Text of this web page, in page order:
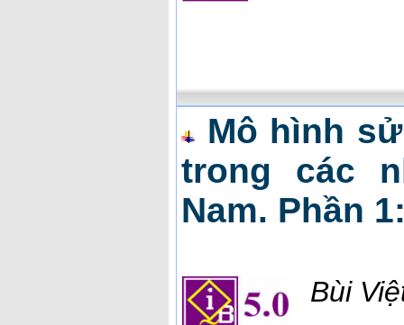
Mô hình
trong các
Nam. Phần
Bùi